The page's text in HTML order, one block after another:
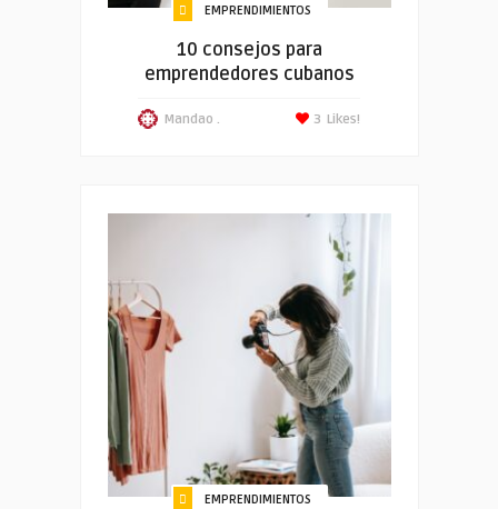
EMPRENDIMIENTOS
10 consejos para
emprendedores cubanos
Mandao . Likes!
3
EMPRENDIMIENTOS